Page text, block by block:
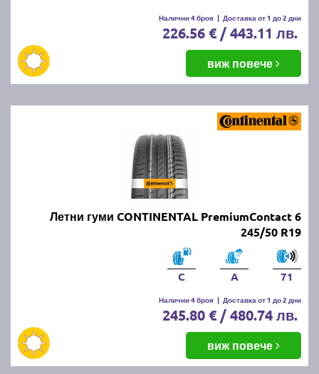
Налични 4 броя | Доставка от 1 до 2 дни
226.56 € / 443.11 лв.
виж повече
Летни гуми CONTINENTAL PremiumContact 6
245/50 R19
C A 71
Налични 4 броя | Доставка от 1 до 2 дни
245.80 € / 480.74 лв.
виж повече